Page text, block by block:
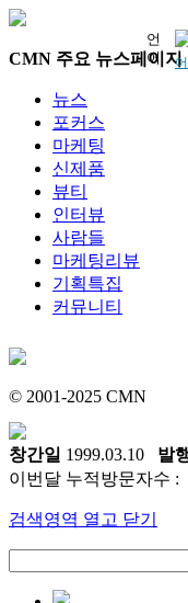
언
어
CMN 주요 뉴스페이지
뉴스
포커스
마케팅
신제품
뷰티
인터뷰
사람들
마케팅리뷰
기획특집
커뮤니티
© 2001-2025 CMN
창간일 1999.03.10 발
이번달 누적방문자수 :
검색영역 열고 닫기